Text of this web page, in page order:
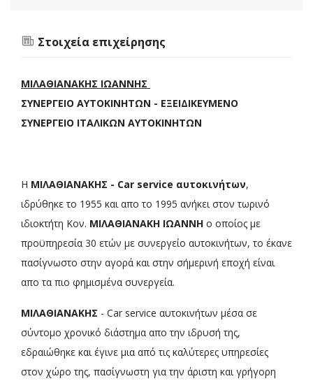
Στοιχεία επιχείρησης
ΜΙΛΑΘΙΑΝΑΚΗΣ ΙΩΑΝΝΗΣ
ΣΥΝΕΡΓΕΙΟ ΑΥΤΟΚΙΝΗΤΩΝ - ΕΞΕΙΔΙΚΕΥΜΕΝΟ
ΣΥΝΕΡΓΕΙΟ ΙΤΑΛΙΚΩΝ ΑΥΤΟΚΙΝΗΤΩΝ
Η ΜΙΛΑΘΙΑΝΑΚΗΣ - Car service αυτοκινήτων,
ιδρύθηκε το 1955 και απο το 1995 ανήκει στον τωρινό
ιδιοκτήτη Κον. ΜΙΛΑΘΙΑΝΑΚΗ ΙΩΑΝΝΗ ο οποίος με
προϋπηρεσία 30 ετών με συνεργείο αυτοκινήτων, το έκανε
πασίγνωστο στην αγορά και στην σήμερινή εποχή είναι
απο τα πιο φημισμένα συνεργεία.
ΜΙΛΑΘΙΑΝΑΚΗΣ - Car service αυτοκινήτων μέσα σε
σύντομο χρονικό διάστημα απο την ιδρυσή της,
εδραιώθηκε και έγινε μια από τις καλύτερες υπηρεσίες
στον χώρο της, πασίγνωστη για την άριστη και γρήγορη